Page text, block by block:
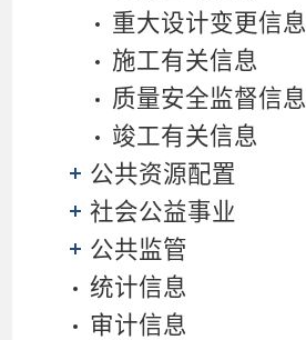
重大设计变更信息
施工有关信息
质量安全监督信息
竣工有关信息
公共资源配置
社会公益事业
公共监管
统计信息
审计信息